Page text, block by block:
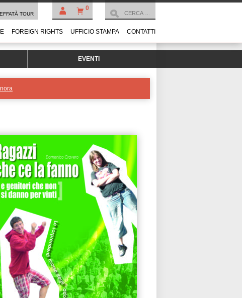
0
EFFATÀ TOUR
FOREIGN RIGHTS UFFICIO STAMPA CONTATTI
EVENTI